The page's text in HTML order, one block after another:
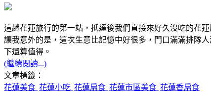
這趟花蓮旅行的第一站，抵達後我們直接來好久沒吃的花
讓我意外的是，這次生意比記憶中好很多，門口滿滿排隊
下還算值得。
(繼續閱讀...)
文章標籤：
花蓮美食 花蓮小吃 花蓮扁食 花蓮市區美食 花蓮香扁食